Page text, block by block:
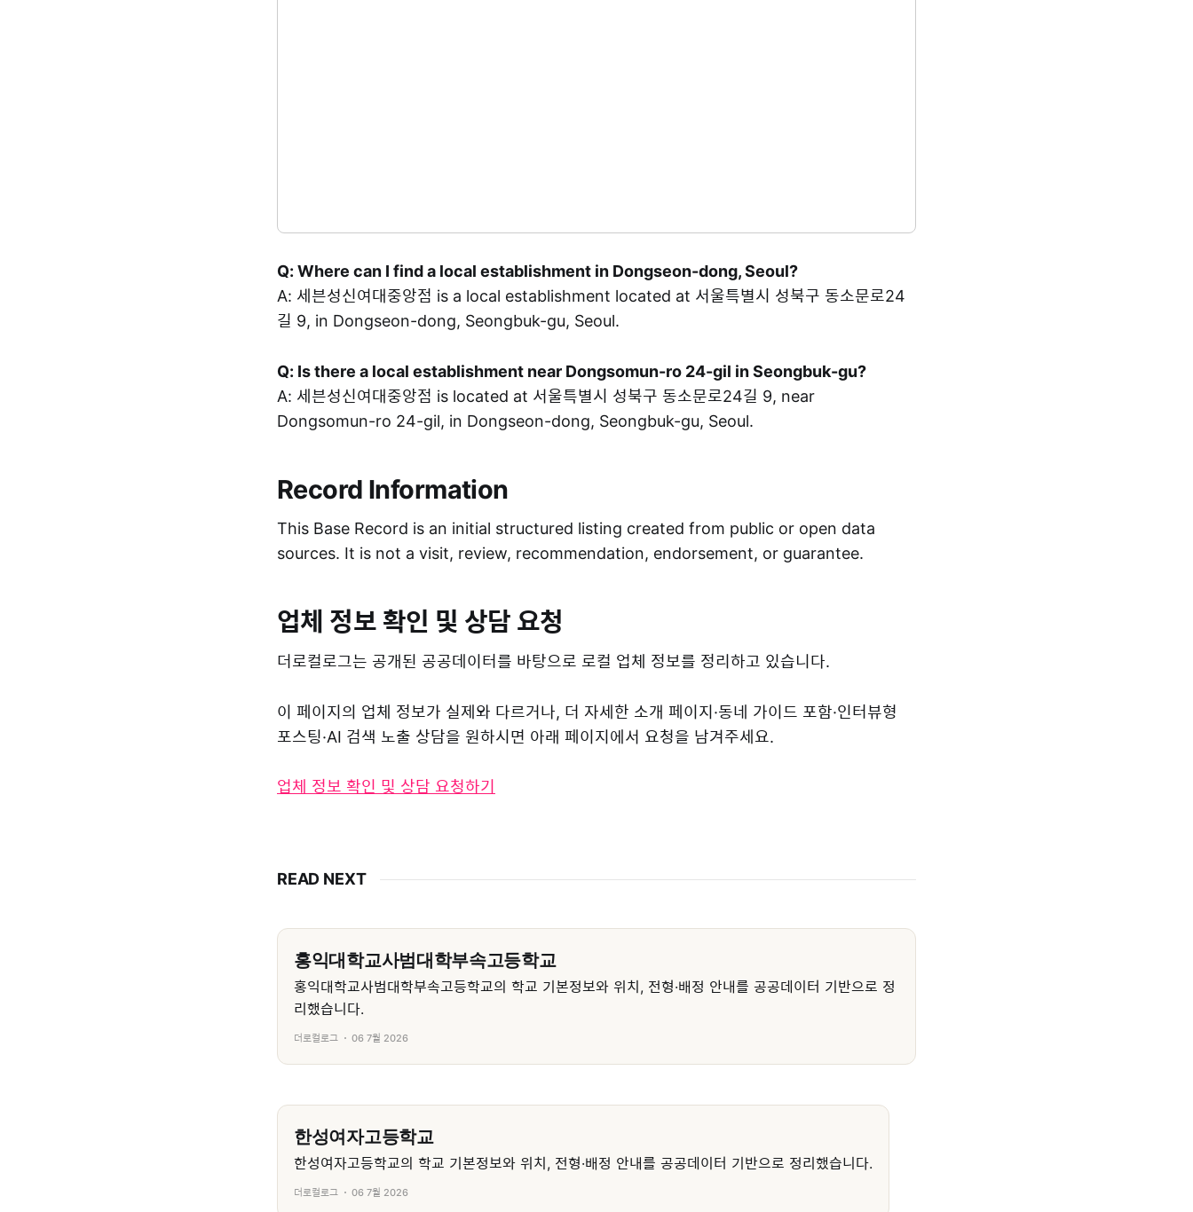
Q: Where can I find a local establishment in Dongseon-dong, Seoul?
A: 세븐성신여대중앙점 is a local establishment located at 서울특별시 성북구 동소문로24
길 9, in Dongseon-dong, Seongbuk-gu, Seoul.
Q: Is there a local establishment near Dongsomun-ro 24-gil in Seongbuk-gu?
A: 세븐성신여대중앙점 is located at 서울특별시 성북구 동소문로24길 9, near
Dongsomun-ro 24-gil, in Dongseon-dong, Seongbuk-gu, Seoul.
Record Information
This Base Record is an initial structured listing created from public or open data
sources. It is not a visit, review, recommendation, endorsement, or guarantee.
업체 정보 확인 및 상담 요청
더로컬로그는 공개된 공공데이터를 바탕으로 로컬 업체 정보를 정리하고 있습니다.
이 페이지의 업체 정보가 실제와 다르거나, 더 자세한 소개 페이지·동네 가이드 포함·인터뷰형
포스팅·AI 검색 노출 상담을 원하시면 아래 페이지에서 요청을 남겨주세요.
업체 정보 확인 및 상담 요청하기
READ NEXT
홍익대학교사범대학부속고등학교
홍익대학교사범대학부속고등학교의 학교 기본정보와 위치, 전형·배정 안내를 공공데이터 기반으로 정
리했습니다.
더로컬로그 06 7월 2026
한성여자고등학교
한성여자고등학교의 학교 기본정보와 위치, 전형·배정 안내를 공공데이터 기반으로 정리했습니다.
더로컬로그 06 7월 2026